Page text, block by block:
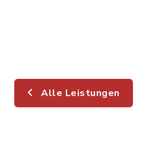
Alle Leistungen